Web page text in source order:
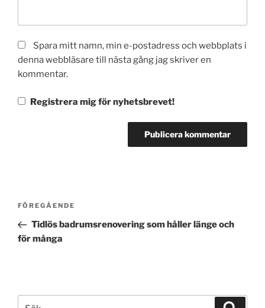
Spara mitt namn, min e-postadress och webbplats i
denna webbläsare till nästa gång jag skriver en
kommentar.
Registrera mig för nyhetsbrevet!
Inläggsnavigering
Föregående
inlägg
FÖREGÅENDE
Tidlös badrumsrenovering som håller länge och
för många